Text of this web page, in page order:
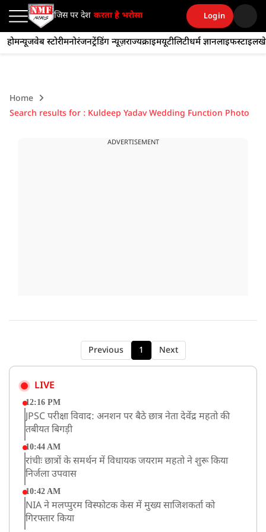
जिस पर देश करता है भरोसा Login
होमन्यूजवेब स्टोरीमनोरंजनट्रेंडिंग न्यूज़राज्यक्राइमयूटीलिटीधर्म ज्ञानलाइफस्टाइल
Home
Search results for : Kuldeep Yadav Wedding Function Photo
ADVERTISEMENT
Previous 1 Next
LIVE
12:16 PM
JPSC परीक्षा विवाद: अनशन पर बैठे छात्र नेता देवेंद्र महतो की
तबीयत बिगड़ी
10:44 AM
रांचीः छात्रों के समर्थन में विधायक जयराम महतो ने शुरू किया
निर्जला उपवास
10:42 AM
NIA ने मलप्पुरम विस्फोटक केस में मुख्य साजिशकर्ता को
गिरफ्तार किया